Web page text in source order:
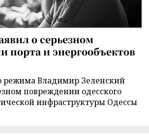
о серьезном
порта и энергообъектов
режима Владимир Зеленский
повреждении одесского
инфраструктуры Одессы